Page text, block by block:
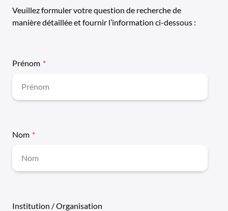
«
»
indique
Veuillez formuler votre question de recherche de
manière détaillée et fournir l’information ci-dessous :
Prénom *
Nom *
Institution / Organisation